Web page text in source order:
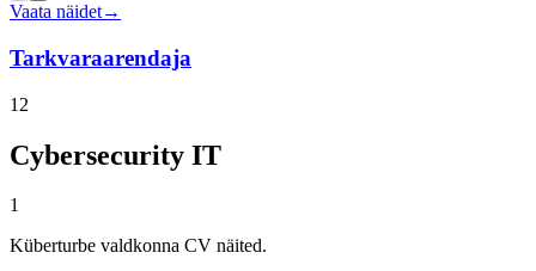
Vaata näidet→
Tarkvaraarendaja
12
Cybersecurity IT
1
Küberturbe valdkonna CV näited.